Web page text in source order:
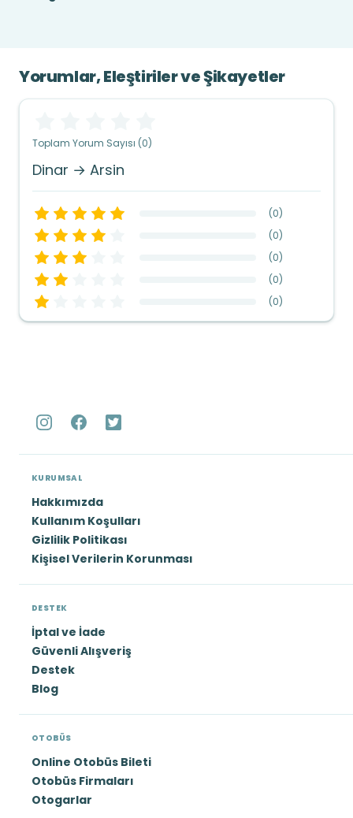
Yorumlar, Eleştiriler ve Şikayetler
Toplam Yorum Sayısı (0)
Dinar → Arsin
(0)
(0)
(0)
(0)
(0)
KURUMSAL
Hakkımızda
Kullanım Koşulları
Gizlilik Politikası
Kişisel Verilerin Korunması
DESTEK
İptal ve İade
Güvenli Alışveriş
Destek
Blog
OTOBÜS
Online Otobüs Bileti
Otobüs Firmaları
Otogarlar